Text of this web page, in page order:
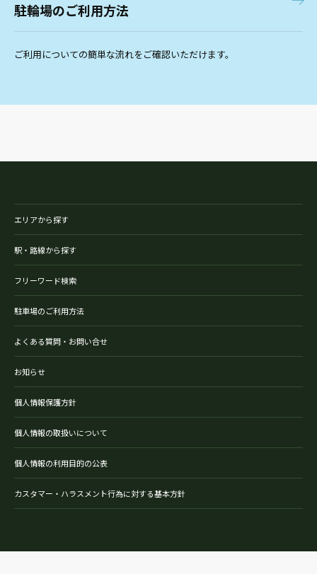
駐輪場のご利用方法
ご利用についての簡単な流れをご確認いただけます。
エリアから探す
駅・路線から探す
フリーワード検索
駐車場のご利用方法
よくある質問・お問い合せ
お知らせ
個人情報保護方針
個人情報の取扱いについて
個人情報の利用目的の公表
カスタマー・ハラスメント行為に対する基本方針